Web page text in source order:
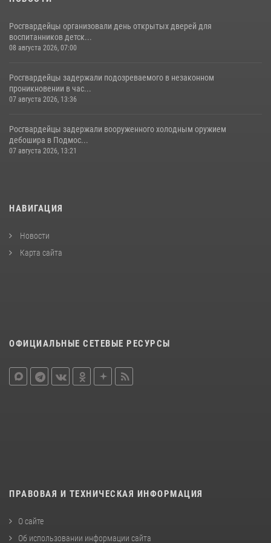
Росгвардейцы организовали день открытых дверей для
воспитанников детск...
08 августа 2026, 07:00
Росгвардейцы задержали подозреваемого в незаконном
проникновении в час...
07 августа 2026, 13:36
Росгвардейцы задержали вооруженного холодным оружием
дебошира в Подмос...
07 августа 2026, 13:21
НАВИГАЦИЯ
Новости
Карта сайта
ОФИЦИАЛЬНЫЕ СЕТЕВЫЕ РЕСУРСЫ
ПРАВОВАЯ И ТЕХНИЧЕСКАЯ ИНФОРМАЦИЯ
О сайте
Об использовании информации сайта